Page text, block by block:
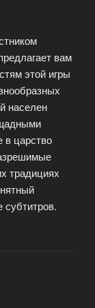
вам
этой игры
населен
в царство
традициях
субтитров.